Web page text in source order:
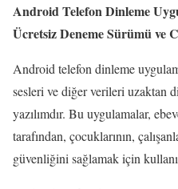
Android Telefon Dinleme
Ücretsiz Deneme Sürümü ve
Android telefon dinleme
sesleri ve diğer verileri uzaktan
yazılımdır. Bu uygulamalar,
tarafından, çocuklarının,
güvenliğini sağlamak için